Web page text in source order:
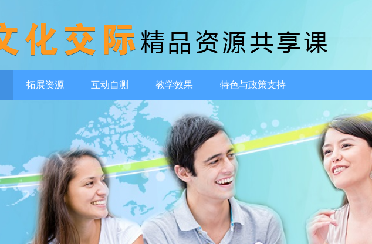
拓展资源 互动自测 教学效果 特色与政策支持